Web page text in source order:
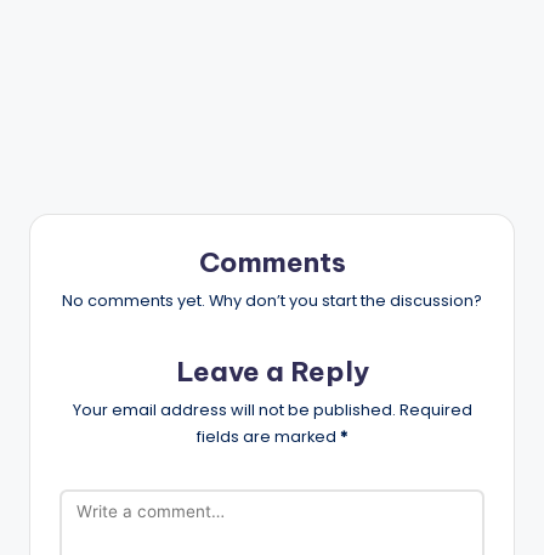
Comments
No comments yet. Why don’t you start the discussion?
Leave a Reply
Your email address will not be published. Required
fields are marked *